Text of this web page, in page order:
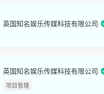
英国知名娱乐传媒科技有限公司
英国知名娱乐传媒科技有限公司
项目管理